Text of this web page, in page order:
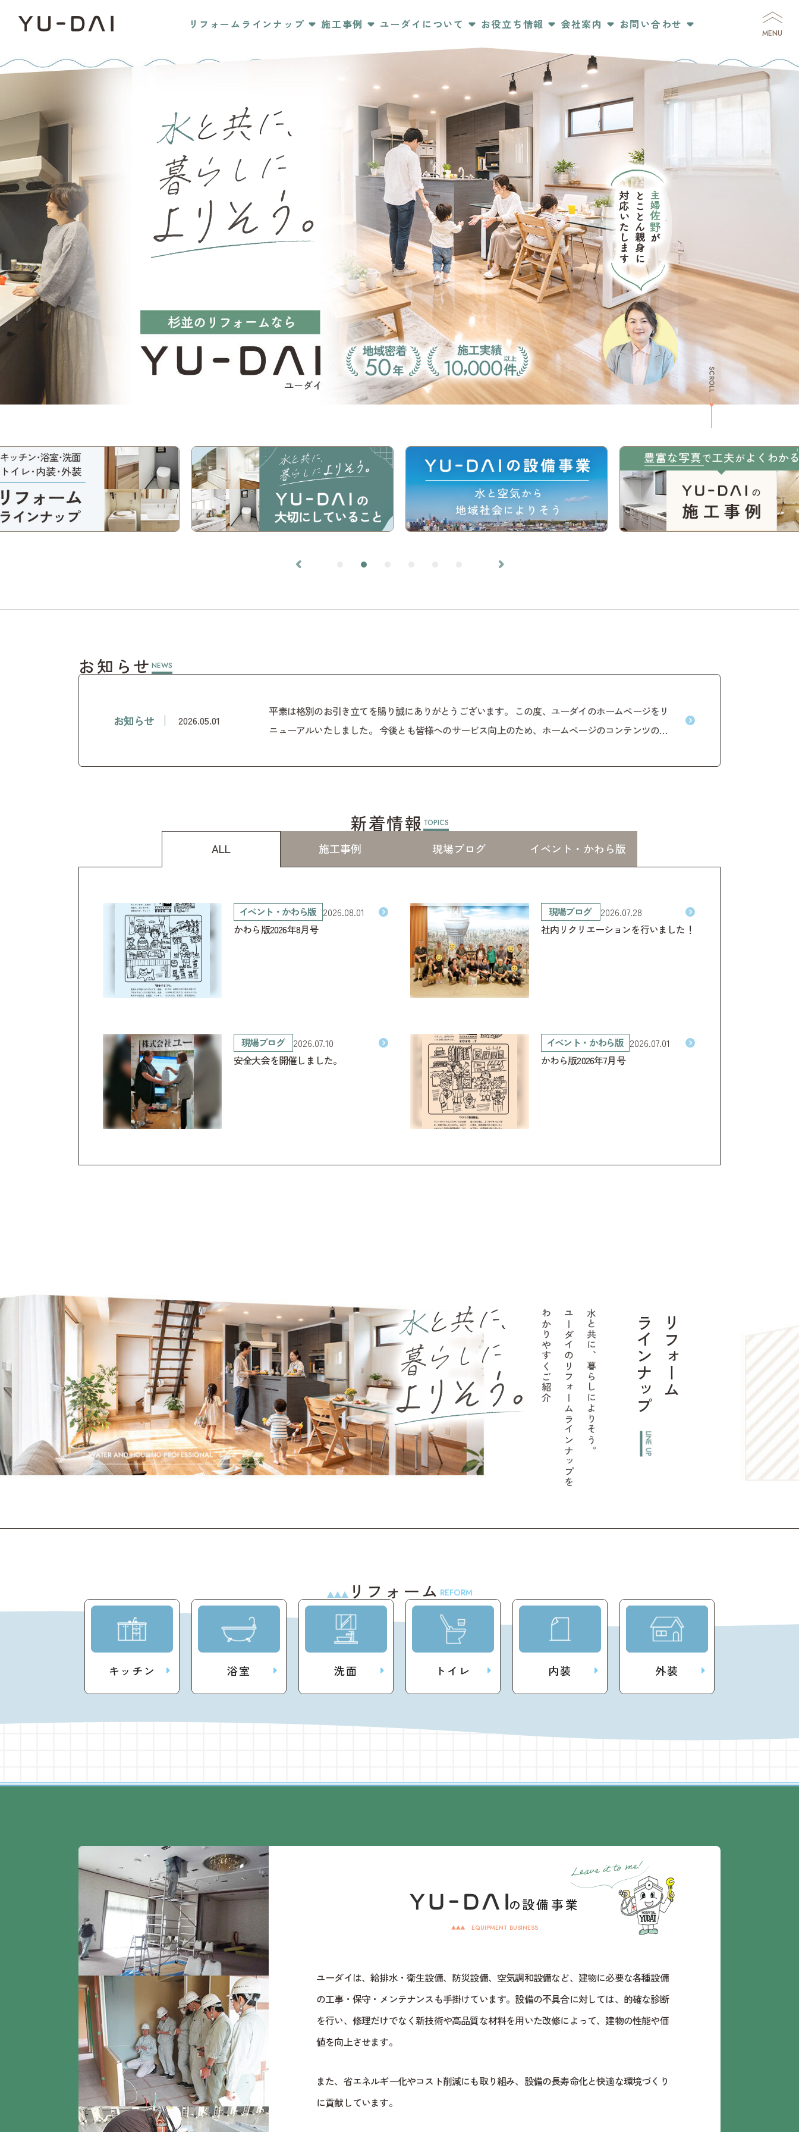
リフォームラインナップ 施工事例 ユーダイについて お役立ち情報 会社案内 お問い合わせ
MENU
お知らせNEWS
お知らせ 2026.05.01
平素は格別のお引き立てを賜り誠にありがとうございます。 この度、ユーダイのホームページをリ
ニューアルいたしました。 今後とも皆様へのサービス向上のため、ホームページのコンテンツの充
だけますよう、よろしくお願い申し上げます。
新着情報TOPICS
ALL 施工事例 現場ブログ イベント・ かわら版
イベント・かわら版 2026.08.01
かわら版2026年8月号
現場ブログ
2026.07.28
社内リクリエーションを行いました！
現場ブログ
2026.07.10
安全大会を開催しました。
イベント・かわら版 2026.07.01
かわら版2026年7月号
リフォーム
ラインナップ
LINE UP
水と共に、暮らしによりそう。
ユーダイの
リフォームラインナップを
わかりやすくご紹介
リフォーム REFORM
キッチン 浴室 洗面 トイレ 内装 外装
の設備事業
EQUIPMENT BUSINESS
ユーダイは、給排水・衛生設備、防災設備、空気調和設備など、建物に必要な各種設備
の工事・保守・メンテナンスも手掛けています。設備の不具合に対しては、的確な診断
を行い、修理だけでなく新技術や高品質な材料を用いた改修によって、建物の性能や価
値を向上させます。
また、省エネルギー化やコスト削減にも取り組み、設備の長寿命化と快適な環境づくり
に貢献しています。